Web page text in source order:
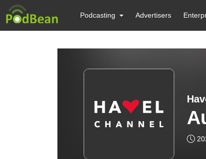
Podcasting Advertisers